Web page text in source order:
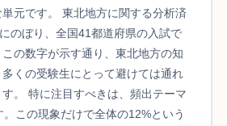
元です。 東北地方に関する分析済
のぼり、全国41都道府県の入試で
の数字が示す通り、東北地方の知
くの受験生にとって避けては通れ
。 特に注目すべきは、頻出テーマ
この現象だけで全体の12%という